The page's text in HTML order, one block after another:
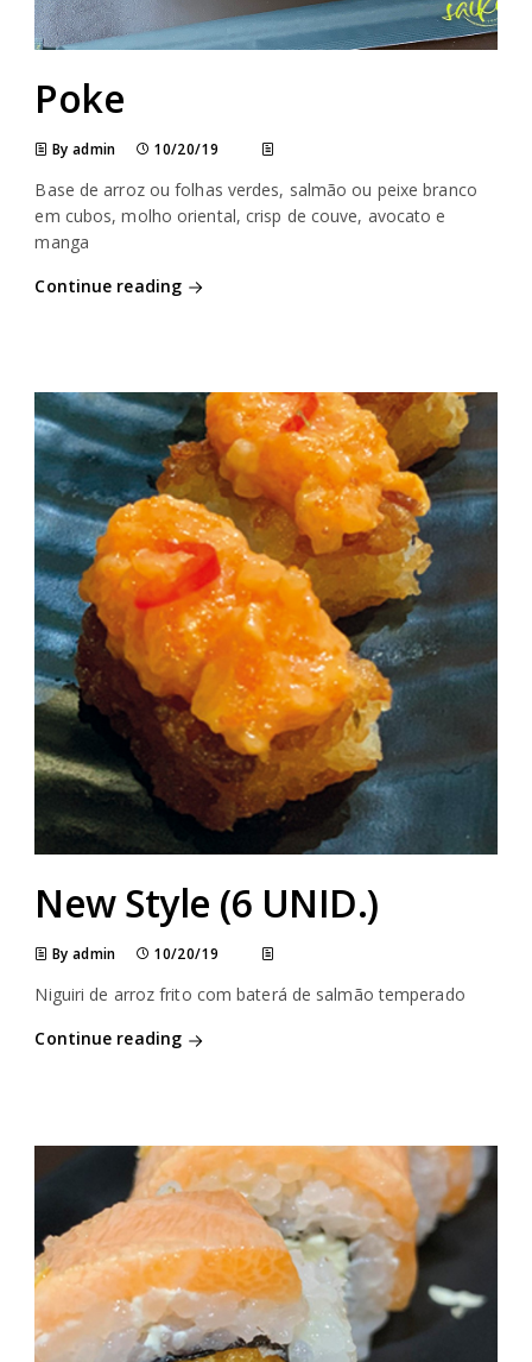
Poke
By admin 10/20/19
Base de arroz ou folhas verdes, salmão ou peixe branco
em cubos, molho oriental, crisp de couve, avocato e
manga
Continue reading
New Style (6 UNID.)
By admin 10/20/19
Niguiri de arroz frito com baterá de salmão temperado
Continue reading